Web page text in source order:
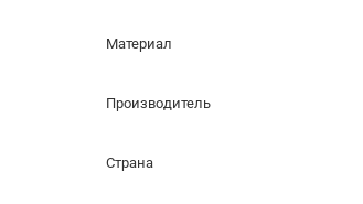
Материал
Производитель
Страна